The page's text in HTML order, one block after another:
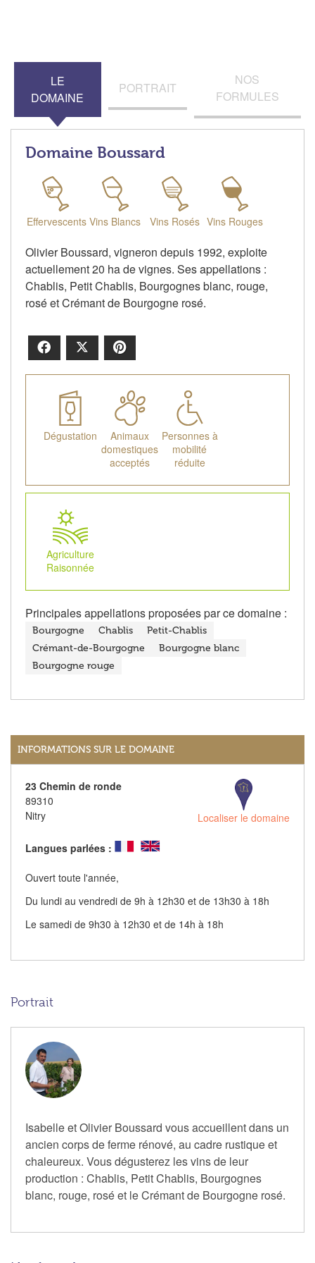
LE
DOMAINE
PORTRAIT
NOS
FORMULES
Domaine Boussard
Effervescents Vins Blancs Vins Rosés Vins Rouges
Olivier Boussard, vigneron depuis 1992, exploite
actuellement 20 ha de vignes. Ses appellations :
Chablis, Petit Chablis, Bourgognes blanc, rouge,
rosé et Crémant de Bourgogne rosé.
Facebook
Dégustation
Animaux
domestiques
acceptés
Personnes à
mobilité
réduite
Agriculture
Raisonnée
Principales appellations proposées par ce domaine :
Bourgogne Chablis
Petit-Chablis
Crémant-de-Bourgogne
Bourgogne blanc
Bourgogne rouge
INFORMATIONS SUR LE DOMAINE
23 Chemin de ronde
89310
Nitry
Localiser le domaine
Langues parlées :
Ouvert toute l'année,
Du lundi au vendredi de 9h à 12h30 et de 13h30 à 18h
Le samedi de 9h30 à 12h30 et de 14h à 18h
Portrait
Isabelle et Olivier Boussard vous accueillent dans un
ancien corps de ferme rénové, au cadre rustique et
chaleureux. Vous dégusterez les vins de leur
production : Chablis, Petit Chablis, Bourgognes
blanc, rouge, rosé et le Crémant de Bourgogne rosé.